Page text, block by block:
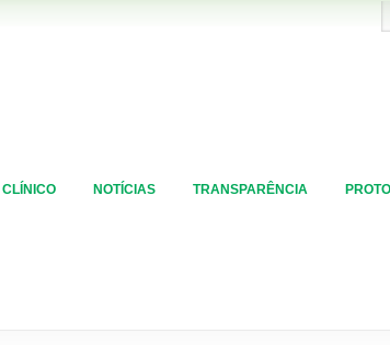
NOTÍCIAS TRANSPARÊNCIA